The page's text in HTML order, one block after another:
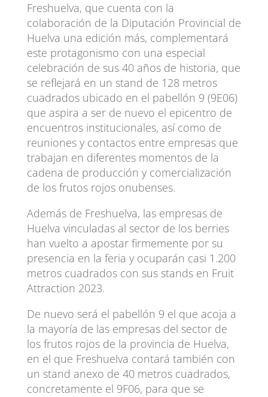
Freshuelva, que cuenta con la
colaboración de la Diputación Provincial de
Huelva una edición más, complementará
este protagonismo con una especial
celebración de sus 40 años de historia, que
se reflejará en un stand de 128 metros
cuadrados ubicado en el pabellón 9 (9E06)
que aspira a ser de nuevo el epicentro de
encuentros institucionales, así como de
reuniones y contactos entre empresas que
trabajan en diferentes momentos de la
cadena de producción y comercialización
de los frutos rojos onubenses.
Además de Freshuelva, las empresas de
Huelva vinculadas al sector de los berries
han vuelto a apostar firmemente por su
presencia en la feria y ocuparán casi 1.200
metros cuadrados con sus stands en Fruit
Attraction 2023.
De nuevo será el pabellón 9 el que acoja a
la mayoría de las empresas del sector de
los frutos rojos de la provincia de Huelva,
en el que Freshuelva contará también con
un stand anexo de 40 metros cuadrados,
concretamente el 9F06, para que se